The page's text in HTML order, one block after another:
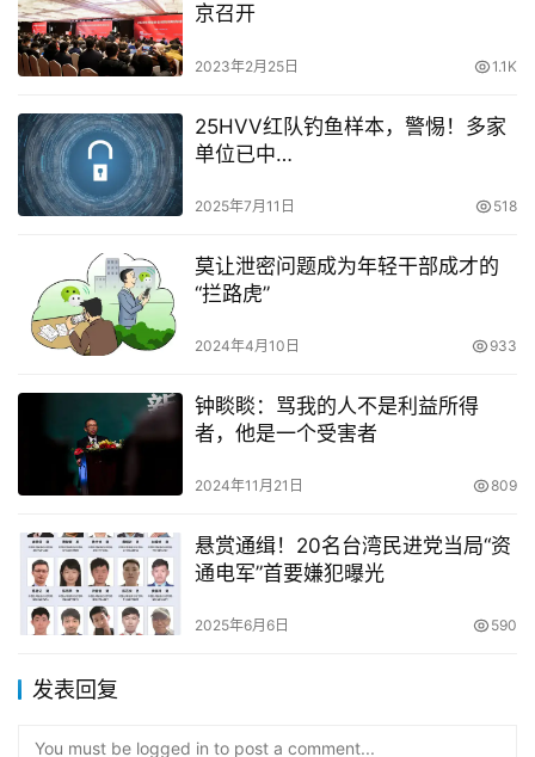
京召开
2023年2月25日 1.1K
25HVV红队钓鱼样本，警惕！多家
单位已中…
2025年7月11日 518
莫让泄密问题成为年轻干部成才的
“拦路虎”
2024年4月10日 933
钟睒睒：骂我的人不是利益所得
者，他是一个受害者
2024年11月21日 809
悬赏通缉！20名台湾民进党当局“资
通电军”首要嫌犯曝光
2025年6月6日 590
发表回复
You must be logged in to post a comment...